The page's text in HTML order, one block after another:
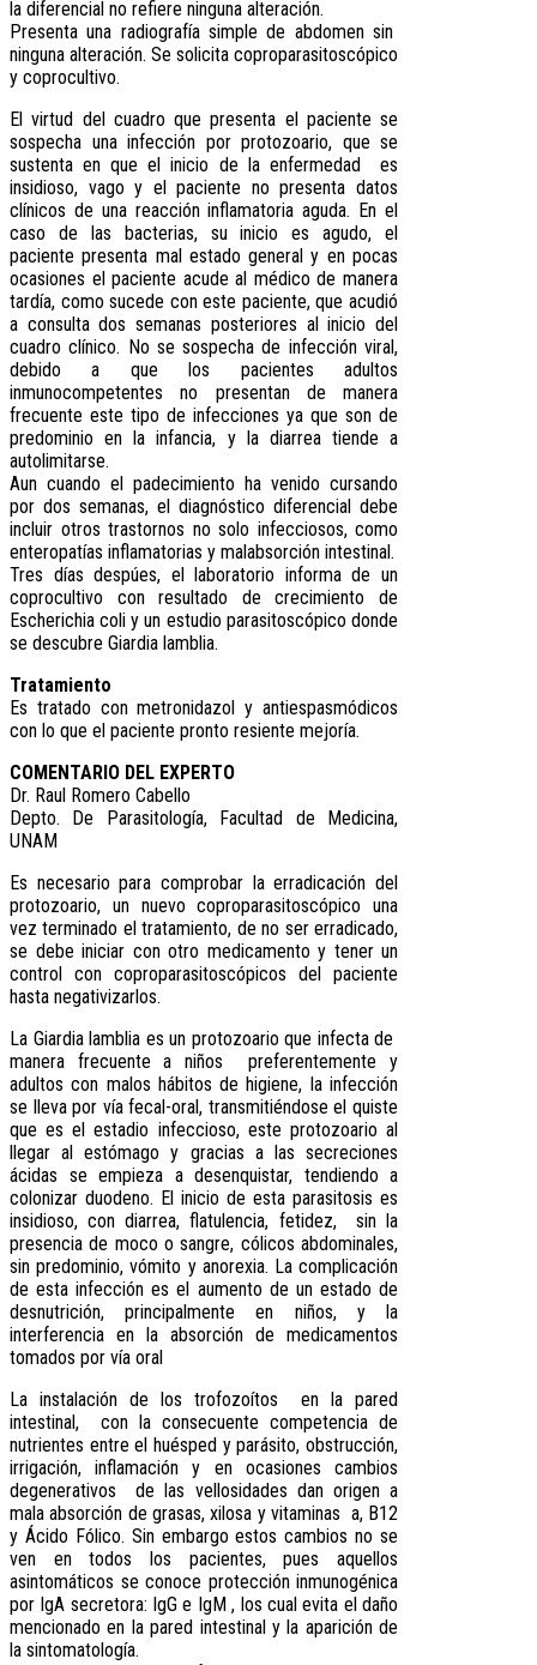
la diferencial no refiere ninguna alteración.
Presenta una radiografía simple de abdomen sin
ninguna alteración. Se solicita coproparasitoscópico
y coprocultivo.
El virtud del cuadro que presenta el paciente se
sospecha una infección por protozoario, que se
sustenta en que el inicio de la enfermedad es
insidioso, vago y el paciente no presenta datos
clínicos de una reacción inflamatoria aguda. En el
caso de las bacterias, su inicio es agudo, el
paciente presenta mal estado general y en pocas
ocasiones el paciente acude al médico de manera
tardía, como sucede con este paciente, que acudió
a consulta dos semanas posteriores al inicio del
cuadro clínico. No se sospecha de infección viral,
debido a que los pacientes adultos
inmunocompetentes no presentan de manera
frecuente este tipo de infecciones ya que son de
predominio en la infancia, y la diarrea tiende a
autolimitarse.
Aun cuando el padecimiento ha venido cursando
por dos semanas, el diagnóstico diferencial debe
incluir otros trastornos no solo infecciosos, como
enteropatías inflamatorias y malabsorción intestinal.
Tres días despúes, el laboratorio informa de un
coprocultivo con resultado de crecimiento de
Escherichia coli y un estudio parasitoscópico donde
se descubre Giardia lamblia.
Tratamiento
Es tratado con metronidazol y antiespasmódicos
con lo que el paciente pronto resiente mejoría.
COMENTARIO DEL EXPERTO
Dr. Raul Romero Cabello
Depto. De Parasitología, Facultad de Medicina,
UNAM
Es necesario para comprobar la erradicación del
protozoario, un nuevo coproparasitoscópico una
vez terminado el tratamiento, de no ser erradicado,
se debe iniciar con otro medicamento y tener un
control con coproparasitoscópicos del paciente
hasta negativizarlos.
La Giardia lamblia es un protozoario que infecta de
manera frecuente a niños preferentemente y
adultos con malos hábitos de higiene, la infección
se lleva por vía fecal-oral, transmitiéndose el quiste
que es el estadio infeccioso, este protozoario al
llegar al estómago y gracias a las secreciones
ácidas se empieza a desenquistar, tendiendo a
colonizar duodeno. El inicio de esta parasitosis es
insidioso, con diarrea, flatulencia, fetidez, sin la
presencia de moco o sangre, cólicos abdominales,
sin predominio, vómito y anorexia. La complicación
de esta infección es el aumento de un estado de
desnutrición, principalmente en niños, y la
interferencia en la absorción de medicamentos
tomados por vía oral
La instalación de los trofozoítos en la pared
intestinal, con la consecuente competencia de
nutrientes entre el huésped y parásito, obstrucción,
irrigación, inflamación y en ocasiones cambios
degenerativos de las vellosidades dan origen a
mala absorción de grasas, xilosa y vitaminas a, B12
y Ácido Fólico. Sin embargo estos cambios no se
ven en todos los pacientes, pues aquellos
asintomáticos se conoce protección inmunogénica
por IgA secretora: IgG e IgM , los cual evita el daño
mencionado en la pared intestinal y la aparición de
la sintomatología.